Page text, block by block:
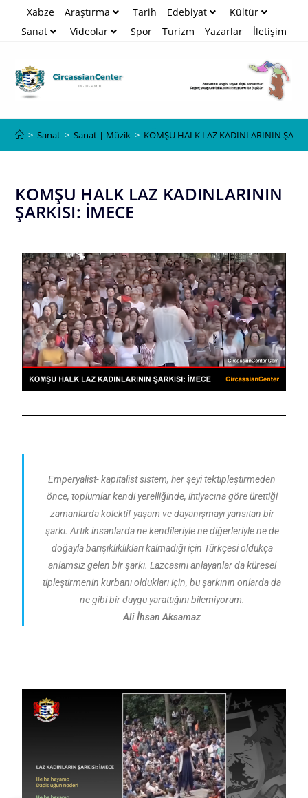
Xabze Araştırma Tarih Edebiyat
Kültür
Sanat
Videolar Spor Turizm Yazarlar İletişim
> Sanat > Sanat | Müzik > KOMŞU HALK LAZ KADINLARININ
KOMŞU HALK LAZ KADINLARININ
ŞARKISI: İMECE
Emperyalist- kapitalist sistem, her şeyi tektipleştirmeden
önce, toplumlar kendi yerelliğinde, ihtiyacına göre ürettiği
zamanlarda kolektif yaşam ve dayanışmayı yansıtan bir
şarkı. Artık insanlarda ne kendileriyle ne diğerleriyle ne de
doğayla barışıklıklıkları kalmadığı için Türkçesi oldukça
anlamsız gelen bir şarkı. Lazcasını anlayanlar da küresel
tipleştirmenin kurbanı oldukları için, bu şarkının onlarda da
ne gibi bir duygu yarattığını bilemiyorum.
Ali İhsan Aksamaz